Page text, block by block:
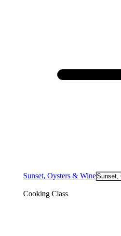
Sunset, Oysters & WineSunset,
Cooking Class